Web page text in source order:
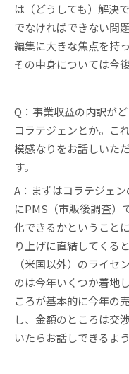
は（どうしても）解決
でなければできない問
編集に大きな焦点を持
その中身については今
Q：事業収益の内訳が
コラテジェンとか。こ
模感なりをお話しいた
す。
A：まずはコラテジェ
にPMS（市販後調査）
化できるかということ
り上げに直結してくる
（米国以外）のライセ
のは今年いくつか着地
ころが基本的に今年の
し、金額のところは交
いたらお話しできるよ